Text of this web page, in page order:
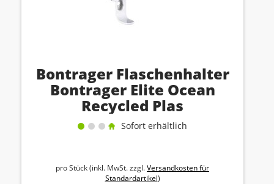
Bontrager Flaschenhalter
Bontrager Elite Ocean
Recycled Plas
Sofort erhältlich
pro Stück (inkl. MwSt. zzgl.Versandkosten für
Standardartikel)